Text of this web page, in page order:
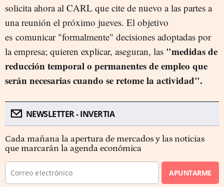
solicita ahora al CARL que cite de nuevo a las partes a
una reunión el próximo jueves. El objetivo
es comunicar "formalmente" decisiones adoptadas por
la empresa; quieren explicar, aseguran, las "medidas de
reducción temporal o permanentes de empleo que
serán necesarias cuando se retome la actividad".
NEWSLETTER - INVERTIA
Cada mañana la apertura de mercados y las noticias
que marcarán la agenda económica
APUNTARME